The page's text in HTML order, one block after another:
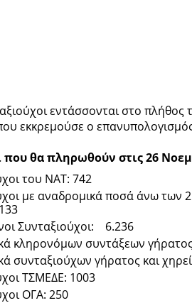
εντάσσονται στο πλήθος
εκκρεμούσε ο
που θα πληρωθούν στις 26
του ΝΑΤ: 742
με αναδρομικά ποσά άνω των
Συνταξιούχοι: 6.236
κληρονόμων συντάξεων γήρατος
συνταξιούχων γήρατος και
ΤΣΜΕΔΕ: 1003
ΟΓΑ: 250